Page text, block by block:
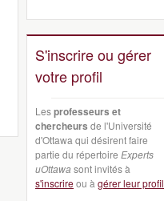
S'inscrire ou gérer
votre profil
Lesprofesseurs et
chercheurs de l'Université
d'Ottawa qui désirent faire
partie du répertoire Experts
uOttawa sont invités à
s'inscrireou à gérer leur profil